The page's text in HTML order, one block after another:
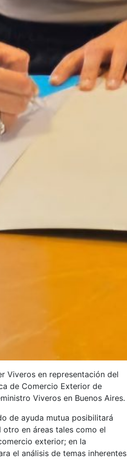
Viveros en representación del
de Comercio Exterior de
Viveros en Buenos Aires.
de ayuda mutua posibilitará
otro en áreas tales como el
exterior; en la
el análisis de temas inherentes